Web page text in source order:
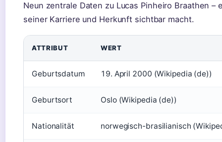
Neun zentrale Daten zu Lucas Pinheiro Braathen
seiner Karriere und Herkunft sichtbar macht.
ATTRIBUT WERT
Geburtsdatum 19. April 2000 (Wikipedia (de))
Geburtsort Oslo (Wikipedia (de))
Nationalität norwegisch-brasilianisch